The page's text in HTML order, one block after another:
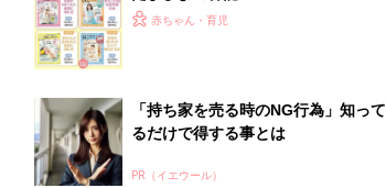
赤ちゃん・育児
「持ち家を売る時のNG行為」知って
るだけで得する事とは
PR（イエウール）